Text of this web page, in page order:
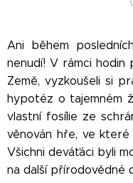
Ani během
nenudí! V rámci hodin
Země, vyzkoušeli si
hypotéz o tajemném
vlastní fosílie ze
věnován hře, ve
Všichni deváťáci byli
na další přírodovědné